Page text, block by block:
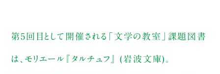
第5回目として開催される「文学の教室」課題図書
は、モリエール『タルチュフ』 (岩波文庫)。